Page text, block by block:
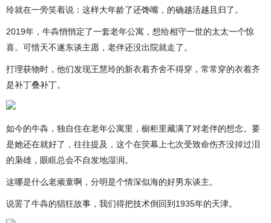
玲就在一旁笑着说：这样大年龄了还馋嘴，的确越活越且归了。
2019年，牛犇悄悄定了一套老年公寓，想给相守一世的太太一个惊
喜。可惜天不遂东谈主愿，老伴还没出院就走了。
打理获物时，他们发现王慧玲的新衣着齐舍不得穿，常常穿的衣着齐
是补丁叠补丁。
如今的牛犇，独自住在老年公寓里，橱柜里藏满了对老伴的想念。要
是她还在就好了，往往提及，这个在荧幕上七次受致命伤齐没掉过泪
的枭雄，眼眶总会不自发地湿润。
这哪是什么老顽童啊，分明是个情深似海的好男东谈主。
说罢了牛犇的猖狂故事，我们得把技术倒回到1935年的天津。